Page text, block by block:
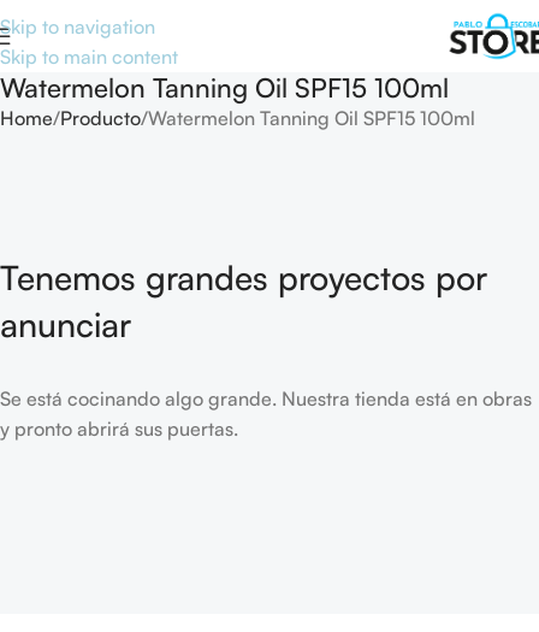
Skip to navigation
Skip to main content
Watermelon Tanning Oil SPF15 100ml
Home Producto Watermelon Tanning Oil SPF15 100ml
Tenemos grandes proyectos por
anunciar
Se está cocinando algo grande. Nuestra tienda está en obras
y pronto abrirá sus puertas.